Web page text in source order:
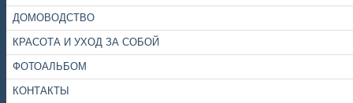
ДОМОВОДСТВО
КРАСОТА И УХОД ЗА СОБОЙ
ФОТОАЛЬБОМ
КОНТАКТЫ